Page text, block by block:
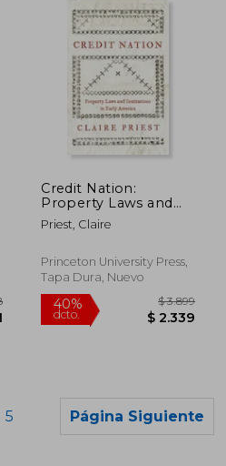
40%
Credit Nation:
Property Laws and
Institutions in Early
America (en Inglés)
Priest, Claire
Princeton University Press,
Tapa Dura, Nuevo
5 Página Siguiente